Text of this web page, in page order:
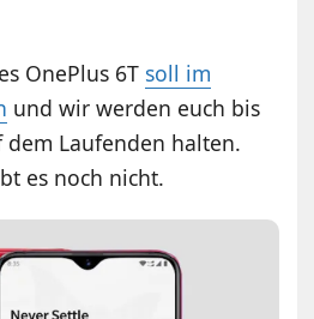
OnePlus 6T soll im
und wir werden euch bis
Laufenden halten.
es noch nicht.